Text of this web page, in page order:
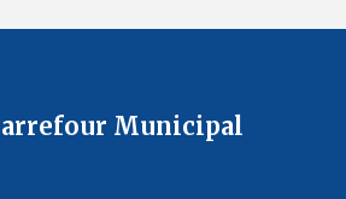
Municipal